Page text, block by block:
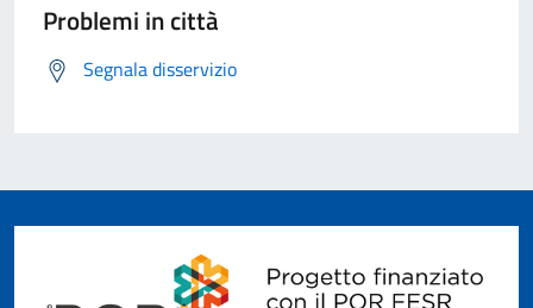
Problemi in città
Segnala disservizio